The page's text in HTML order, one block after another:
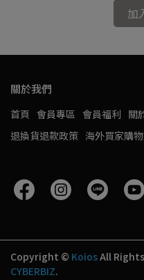
加
關於我們
首頁 會員專區 會員福利 關
退換貨退款政策 海外買家購
Copyright © KoiosAll
CYBERBIZ.